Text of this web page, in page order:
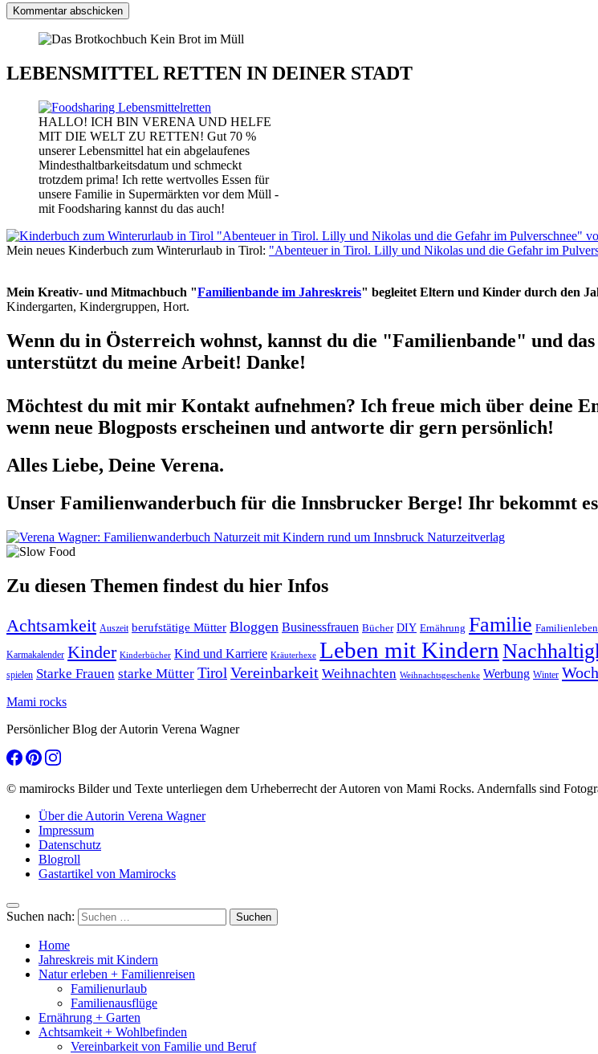
LEBENSMITTEL RETTEN IN DEINER STADT
HALLO! ICH BIN VERENA UND HELFE
MIT DIE WELT ZU RETTEN! Gut 70 %
unserer Lebensmittel hat ein abgelaufenes
Mindesthaltbarkeitsdatum und schmeckt
trotzdem prima! Ich rette wertvolles Essen für
unsere Familie in Supermärkten vor dem Müll -
mit Foodsharing kannst du das auch!
Mein neues Kinderbuch zum Winterurlaub in Tirol: "Abenteuer in Tirol. Lilly und Nikolas und die Gefahr im
Mein Kreativ- und Mitmachbuch "Familienbande im Jahreskreis" begleitet Eltern und Kinder durch den
Kindergarten, Kindergruppen, Hort.
Wenn du in Österreich wohnst, kannst du die "Familienbande" und
unterstützt du meine Arbeit! Danke!
Möchtest du mit mir Kontakt aufnehmen? Ich freue mich über deine
wenn neue Blogposts erscheinen und antworte dir gern persönlich!
Alles Liebe, Deine Verena.
Unser Familienwanderbuch für die Innsbrucker Berge! Ihr bekommt
Zu diesen Themen findest du hier Infos
Achtsamkeit Auszeit berufstätige Mütter Bloggen Businessfrauen Bücher DIY Ernährung Familie Familienleben
Karmakalender Kinder Kinderbücher Kind und Karriere Kräuterhexe Leben mit Kindern
spielen Starke Frauen starke Mütter Tirol Vereinbarkeit Weihnachten Weihnachtsgeschenke Werbung Winter
Mami rocks
Persönlicher Blog der Autorin Verena Wagner
© mamirocks Bilder und Texte unterliegen dem Urheberrecht der Autoren von Mami Rocks. Andernfalls sind
Über die Autorin Verena Wagner
Impressum
Datenschutz
Blogroll
Gastartikel von Mamirocks
Suchen nach:
Home
Jahreskreis mit Kindern
Natur erleben + Familienreisen
Familienurlaub
Familienausflüge
Ernährung + Garten
Achtsamkeit + Wohlbefinden
Vereinbarkeit von Familie und Beruf